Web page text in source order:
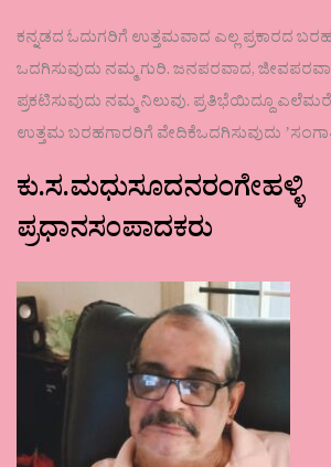
ಕನ್ನಡದ ಓದುಗರಿಗೆ ಉತ್ತಮವಾದ ಎಲ್ಲ ಪ್ರಕಾರದ
ಒದಗಿಸುವುದು ನಮ್ಮ ಗುರಿ. ಜನಪರವಾದ,
ಪ್ರಕಟಿಸುವುದು ನಮ್ಮ ನಿಲುವು. ಪ್ರತಿಭೆಯಿದ್ದೂ
ಉತ್ತಮ ಬರಹಗಾರರಿಗೆ ವೇದಿಕೆಒದಗಿಸುವುದು
ಕು.ಸ.ಮಧುಸೂದನರಂಗೇಹಳ್ಳಿ
ಪ್ರಧಾನಸಂಪಾದಕರು